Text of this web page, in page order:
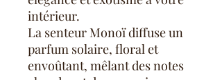
intérieur.
La senteur Monoï diffuse un
parfum solaire, floral et
envoûtant, mêlant des notes